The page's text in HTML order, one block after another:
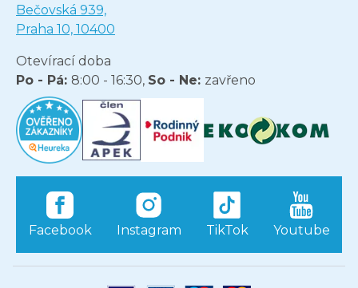
Bečovská 939,
Praha 10, 10400
Otevírací doba
Po - Pá: 8:00 - 16:30, So - Ne: zavřeno
Facebook Instagram TikTok Youtube